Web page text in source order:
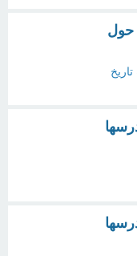
حول
تاريخ